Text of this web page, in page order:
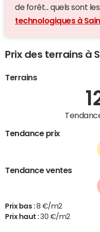
de forêt... quels sont les
technologiques à
Prix des terrains à
Terrains
Tendance prix
Tendance ventes
Prix bas : 8 €/m2
Prix haut :30 €/m2